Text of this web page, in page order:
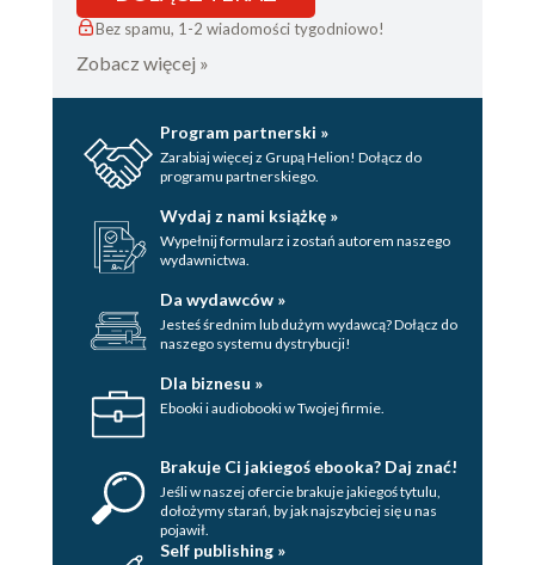
Bez spamu, 1-2 wiadomości tygodniowo!
Zobacz więcej »
Program partnerski »
Zarabiaj więcej z Grupą Helion! Dołącz do
programu partnerskiego.
Wydaj z nami książkę »
Wypełnij formularz i zostań autorem naszego
wydawnictwa.
Da wydawców »
Jesteś średnim lub dużym wydawcą? Dołącz do
naszego systemu dystrybucji!
Dla biznesu »
Ebooki i audiobooki w Twojej firmie.
Brakuje Ci jakiegoś ebooka? Daj znać!
Jeśli w naszej ofercie brakuje jakiegoś tytulu,
dołożymy starań, by jak najszybciej się u nas
pojawił.
Self publishing »